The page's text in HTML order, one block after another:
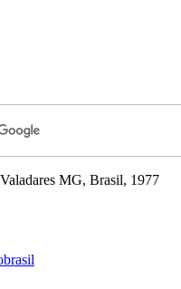
MG, Brasil, 1977